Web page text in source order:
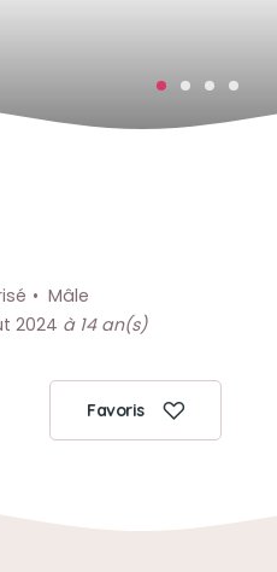
Mâle
2024 à 14 an(s)
Favoris